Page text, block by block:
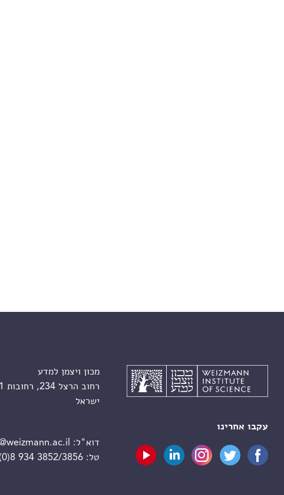
עקבו אחרינו
מכון ויצמן למדע
רחוב הרצל 234, רחובות 7610001
ישראל
דוא"ל:
טל:934 3852/3856